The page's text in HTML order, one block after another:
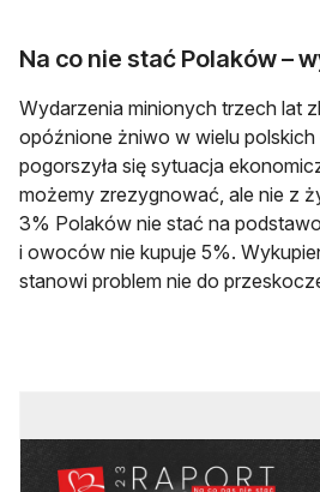
Na co nie stać Polaków –
Wydarzenia minionych trzech lat
opóźnione żniwo w wielu
pogorszyła się sytuacja
możemy zrezygnować, ale nie z
3% Polaków nie stać na
i owoców nie kupuje 5%.
stanowi problem nie do